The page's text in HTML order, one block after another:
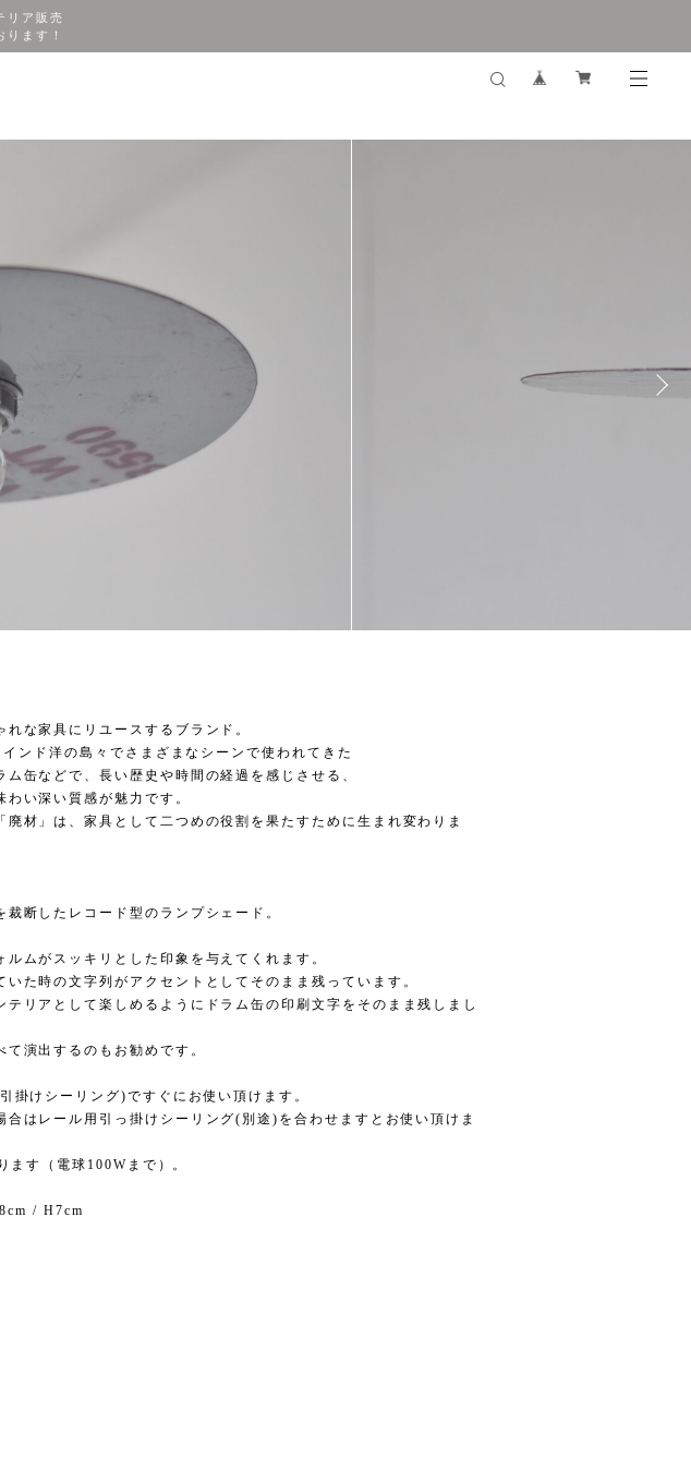
リア販売
ります！
な家具にリユースするブランド。
ンド洋の島々でさまざまなシーンで使われてきた
缶などで、長い歴史や時間の経過を感じさせる、
い深い質感が魅力です。
廃材」は、家具として二つめの役割を果たすために生まれ変わりま
断したレコード型のランプシェード。
ムがスッキリとした印象を与えてくれます。
いた時の文字列がアクセントとしてそのまま残っています。
テリアとして楽しめるようにドラム缶の印刷文字をそのまま残しまし
演出するのもお勧めです。
掛けシーリング)ですぐにお使い頂けます。
合はレール用引っ掛けシーリング(別途)を合わせますとお使い頂けま
ます（電球100Wまで）。
/ H7cm